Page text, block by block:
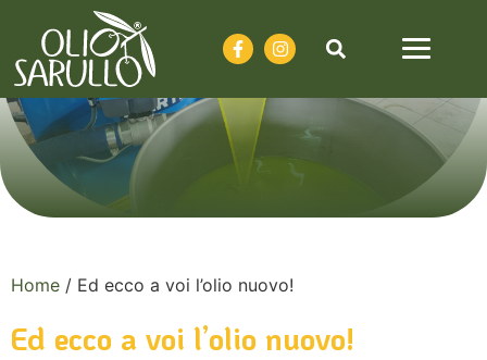
Home / Ed ecco a voi l’olio nuovo!
Ed ecco a voi l’olio nuovo!